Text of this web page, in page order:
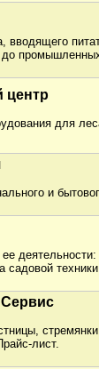
вводящего
до
центр
для
и
садовой
лист.